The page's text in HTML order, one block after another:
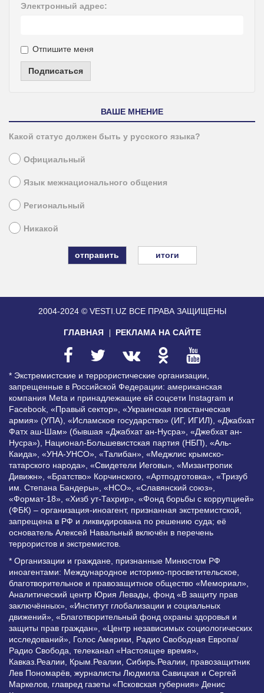
Электронный адрес:
Отпишите меня
Подписаться
ВАШЕ МНЕНИЕ
Какой статус должен быть у русского языка?
Официальный
Язык межнационального общения
Региональный
Никакой
итоги
2004-2024 © VESTI.UZ ВСЕ ПРАВА ЗАЩИЩЕНЫ
ГЛАВНАЯ РЕКЛАМА НА САЙТЕ
* Экстремистские и террористические организации,
запрещенные в Российской Федерации: американская
компания Meta и принадлежащие ей соцсети Instagram и
Facebook, «Правый сектор», «Украинская повстанческая
армия» (УПА), «Исламское государство» (ИГ, ИГИЛ), «Джабхат
Фатх аш-Шам» (бывшая «Джабхат ан-Нусра», «Джебхат ан-
Нусра»), Национал-Большевистская партия (НБП), «Аль-
Каида», «УНА-УНСО», «Талибан», «Меджлис крымско-
татарского народа», «Свидетели Иеговы», «Мизантропик
Дивижн», «Братство» Корчинского, «Артподготовка», «Тризуб
им. Степана Бандеры», «НСО», «Славянский союз»,
«Формат-18», «Хизб ут-Тахрир», «Фонд борьбы с коррупцией»
(ФБК) – организация-иноагент, признанная экстремистской,
запрещена в РФ и ликвидирована по решению суда; её
основатель Алексей Навальный включён в перечень
террористов и экстремистов.
* Организации и граждане, признанные Минюстом РФ
иноагентами: Международное историко-просветительское,
благотворительное и правозащитное общество «Мемориал»,
Аналитический центр Юрия Левады, фонд «В защиту прав
заключённых», «Институт глобализации и социальных
движений», «Благотворительный фонд охраны здоровья и
защиты прав граждан», «Центр независимых социологических
исследований», Голос Америки, Радио Свободная Европа/
Радио Свобода, телеканал «Настоящее время»,
Кавказ.Реалии, Крым.Реалии, Сибирь.Реалии, правозащитник
Лев Пономарёв, журналисты Людмила Савицкая и Сергей
Маркелов, главред газеты «Псковская губерния» Денис